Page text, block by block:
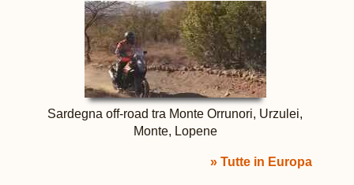
Sardegna off-road tra Monte Orrunori, Urzulei,
Monte, Lopene
» Tutte in Europa